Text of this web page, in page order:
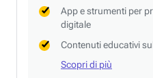
App e strumenti per
digitale
Contenuti educativi
Scopri di più